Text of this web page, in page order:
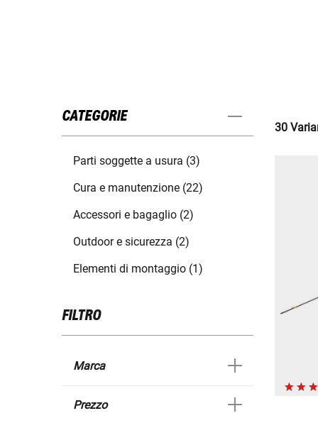
CATEGORIE
Parti soggette a usura (3)
Cura e manutenzione (22)
Accessori e bagaglio (2)
Outdoor e sicurezza (2)
Elementi di montaggio (1)
FILTRO
Marca
Prezzo
30